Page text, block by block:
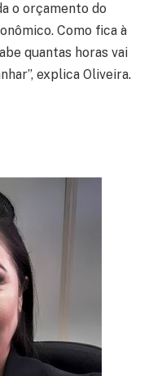
o orçamento do
Como fica à
quantas horas vai
explica Oliveira.